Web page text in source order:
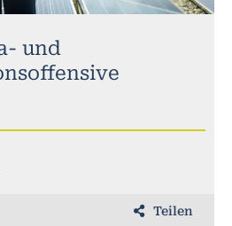
und
Teilen